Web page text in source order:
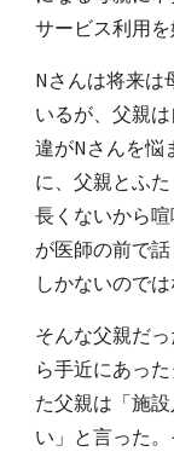
サービス利用を
Nさんは将来は
いるが、父親
違がNさんを悩
に、父親とふ
長くないから
が医師の前で
しかないので
そんな父親だ
ら手近にあっ
た父親は「施
い」と言った